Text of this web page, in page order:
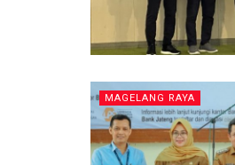
MAGELANG RAYA